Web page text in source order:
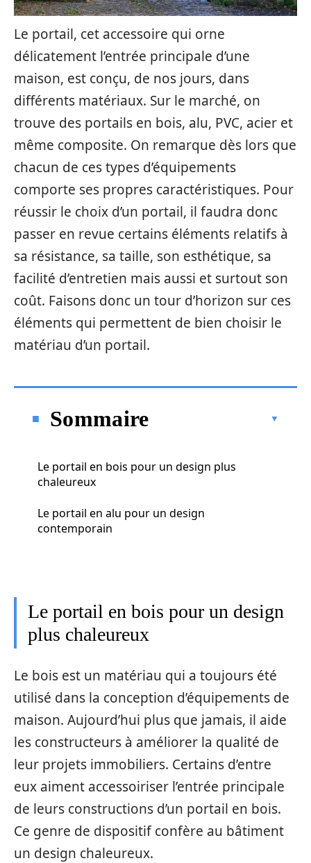
Le portail, cet accessoire qui orne
délicatement l’entrée principale d’une
maison, est conçu, de nos jours, dans
différents matériaux. Sur le marché, on
trouve des portails en bois, alu, PVC, acier et
même composite. On remarque dès lors que
chacun de ces types d’équipements
comporte ses propres caractéristiques. Pour
réussir le choix d’un portail, il faudra donc
passer en revue certains éléments relatifs à
sa résistance, sa taille, son esthétique, sa
facilité d’entretien mais aussi et surtout son
coût. Faisons donc un tour d’horizon sur ces
éléments qui permettent de bien choisir le
matériau d’un portail.
Sommaire
Le portail en bois pour un design plus
chaleureux
Le portail en alu pour un design
contemporain
Le portail en bois pour un design
plus chaleureux
Le bois est un matériau qui a toujours été
utilisé dans la conception d’équipements de
maison. Aujourd’hui plus que jamais, il aide
les constructeurs à améliorer la qualité de
leur projets immobiliers. Certains d’entre
eux aiment accessoiriser l’entrée principale
de leurs constructions d’un portail en bois.
Ce genre de dispositif confère au bâtiment
un design chaleureux.